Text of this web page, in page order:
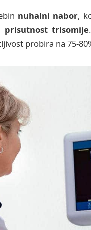
nuhalni nabor,
prisutnost trisomije
probira na 75-